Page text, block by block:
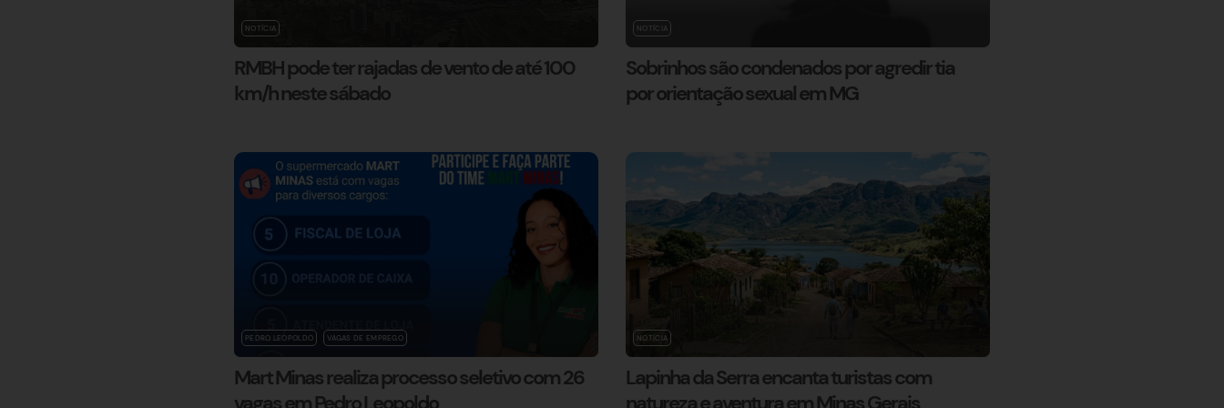
NOTÍCIA
RMBH pode ter rajadas de vento de até 100
km/h neste sábado
NOTÍCIA
Sobrinhos são condenados por agredir tia
por orientação sexual em MG
PEDRO LEOPOLDO VAGAS DE EMPREGO
Mart Minas realiza processo seletivo com 26
vagas em Pedro Leopoldo
NOTÍCIA
Lapinha da Serra encanta turistas com
natureza e aventura em Minas Gerais